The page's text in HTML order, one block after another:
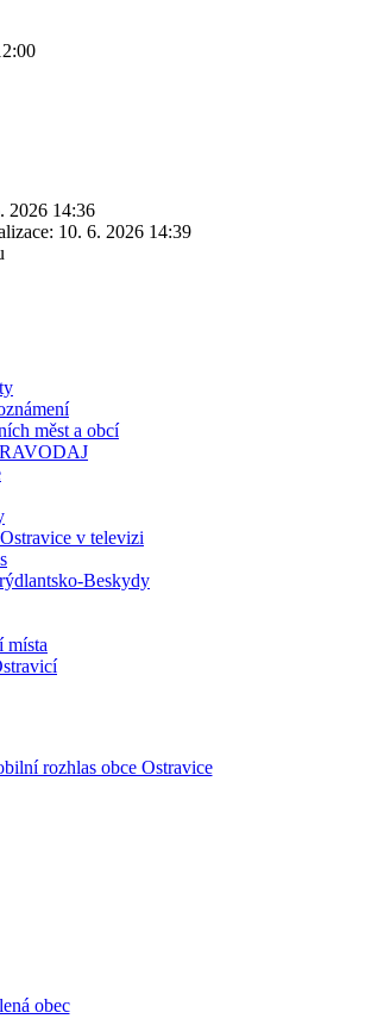
2026 14:36
10. 6. 2026 14:39
měst a obcí
v televizi
Beskydy
místa